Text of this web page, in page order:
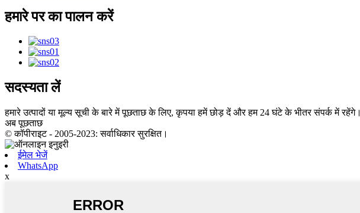
हमारे पर का पालन करें
सदस्यता लें
हमारे उत्पादों या मूल्य सूची के बारे में पूछताछ के लिए, कृपया हमें छोड़ दें और हम 24 घंटे के भीतर संपर्क में रहेंगे।
अब पूछताछ
© कॉपीराइट - 2005-2023: सर्वाधिकार सुरक्षित।
ईमेल भेजें
WhatsApp
x